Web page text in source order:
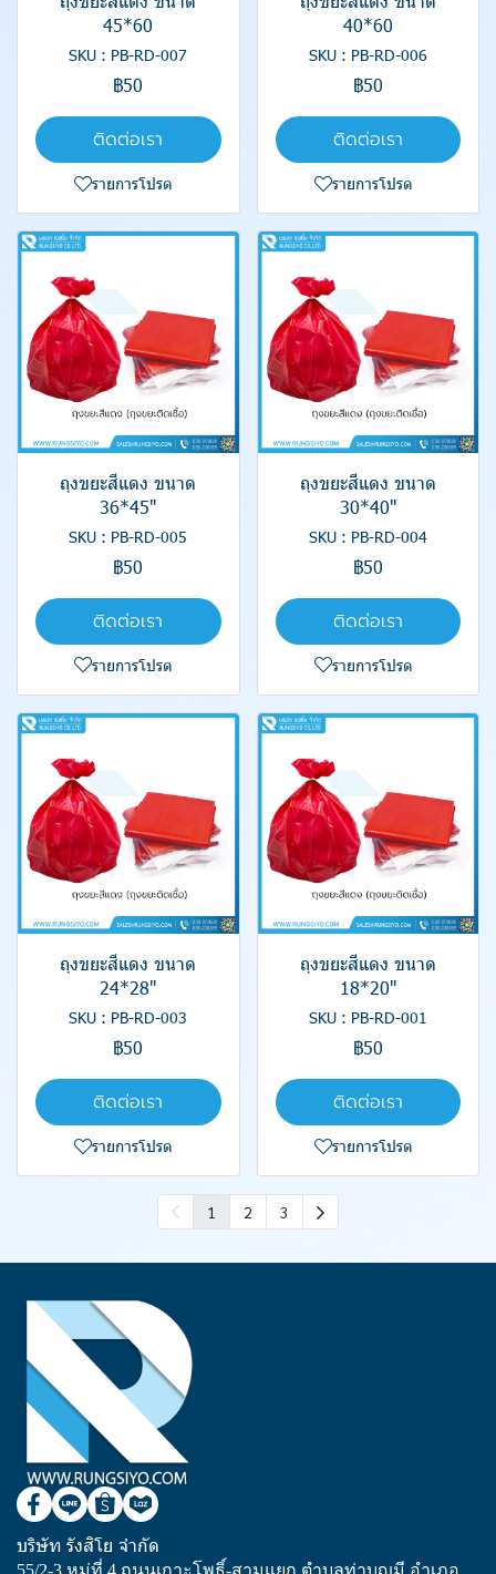
45*60
SKU : PB-RD-007
฿50
ติดต่อเรา
รายการโปรด
40*60
SKU : PB-RD-006
฿50
ติดต่อเรา
รายการโปรด
ถุงขยะสีแดง ขนาด
36*45"
SKU : PB-RD-005
฿50
ติดต่อเรา
รายการโปรด
ถุงขยะสีแดง ขนาด
30*40"
SKU : PB-RD-004
฿50
ติดต่อเรา
รายการโปรด
ถุงขยะสีแดง ขนาด
24*28"
SKU : PB-RD-003
฿50
ติดต่อเรา
รายการโปรด
ถุงขยะสีแดง ขนาด
18*20"
SKU : PB-RD-001
฿50
ติดต่อเรา
รายการโปรด
1 2 3
บริษัท รังสิโย จำกัด
55/2-3 หมู่ที่ 4 ถนนเกาะโพธิ์-สามแยก ตำบลท่าบุญมี อำเภอ